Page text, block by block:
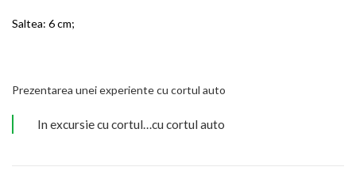
Saltea: 6 cm;
Prezentarea unei experiente cu cortul auto
In excursie cu cortul…cu cortul auto